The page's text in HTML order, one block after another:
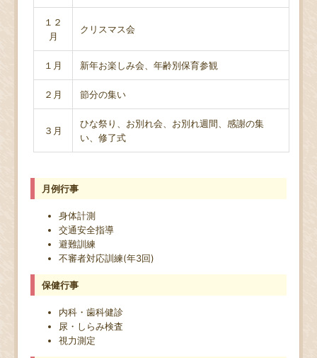
１２
月
クリスマス会
１月 新年お楽しみ会、年齢別保育参観
２月 節分の集い
３月
ひな祭り、お別れ会、お別れ週間、感謝の集
い、修了式
月例行事
身体計測
交通安全指導
避難訓練
不審者対応訓練(年3回)
保健行事
内科・歯科健診
尿・しらみ検査
視力測定